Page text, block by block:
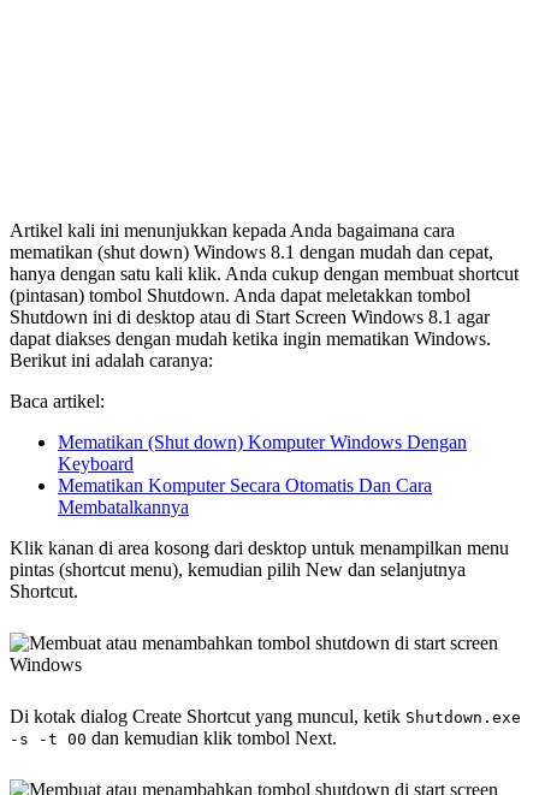
Artikel kali ini menunjukkan kepada Anda bagaimana cara
mematikan (shut down) Windows 8.1 dengan mudah dan cepat,
hanya dengan satu kali klik. Anda cukup dengan membuat shortcut
(pintasan) tombol Shutdown. Anda dapat meletakkan tombol
Shutdown ini di desktop atau di Start Screen Windows 8.1 agar
dapat diakses dengan mudah ketika ingin mematikan Windows.
Berikut ini adalah caranya:
Baca artikel:
Mematikan (Shut down) Komputer Windows Dengan
Keyboard
Mematikan Komputer Secara Otomatis Dan Cara
Membatalkannya
Klik kanan di area kosong dari desktop untuk menampilkan menu
pintas (shortcut menu), kemudian pilih New dan selanjutnya
Shortcut.
Di kotak dialog Create Shortcut yang muncul, ketik Shutdown.exe
-s -t 00 dan kemudian klik tombol Next.